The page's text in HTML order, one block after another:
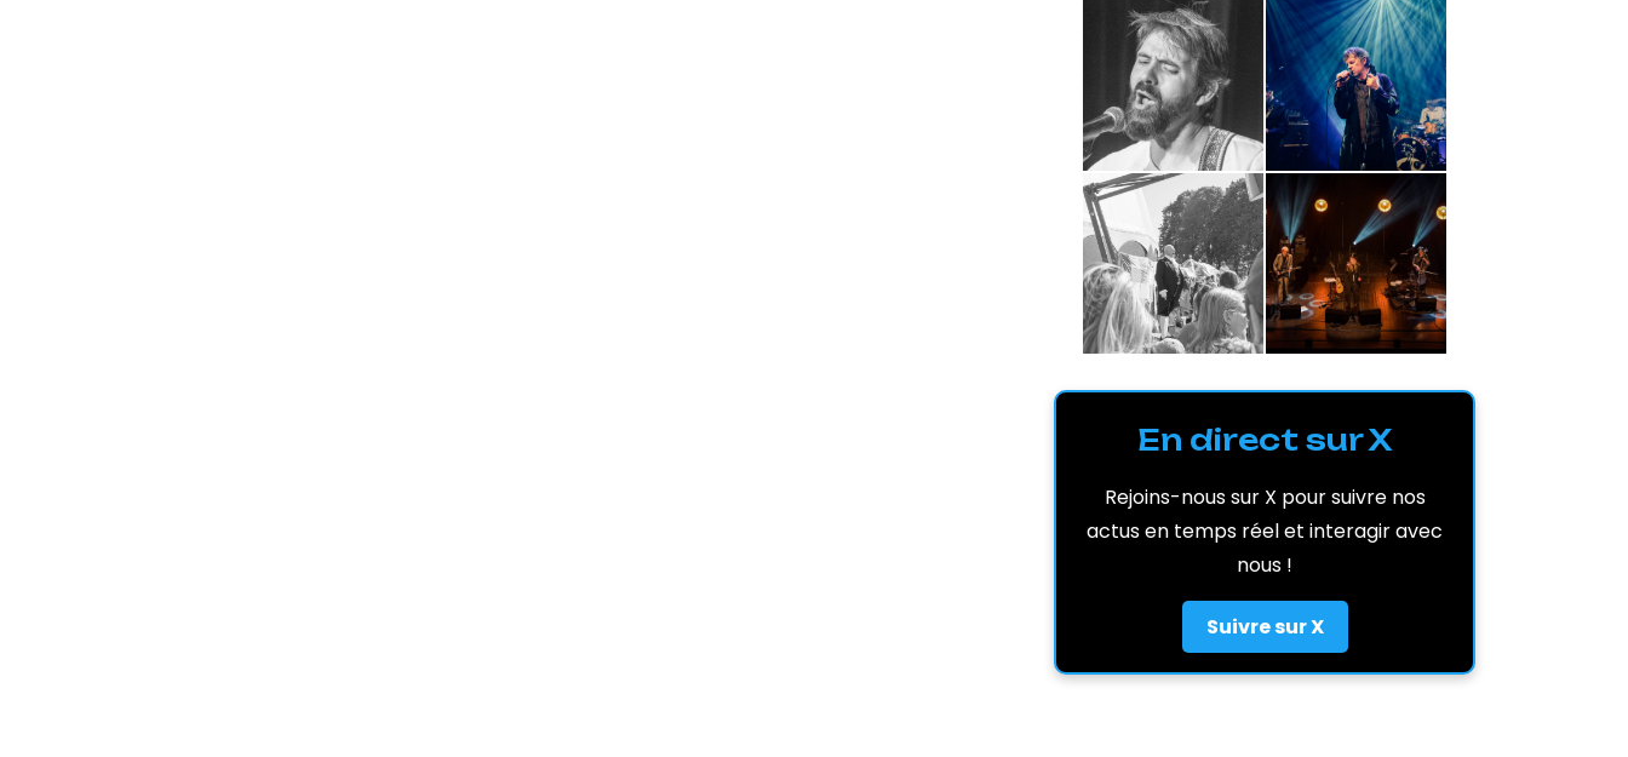
En direct sur X
Rejoins-nous sur X pour suivre nos
actus en temps réel et interagir avec
nous !
Suivre sur X